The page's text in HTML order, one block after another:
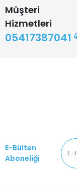
Müşteri
Hizmetleri
05417387041
E-Bülten
Aboneliği